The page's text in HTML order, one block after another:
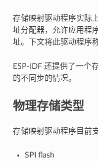
存储映射驱动程序实际
址分配器，允许应用程
址。下文将此驱动程序
ESP-IDF 还提供了一个
的不同步的情况。
物理存储类型
存储映射驱动程序目前
SPI flash